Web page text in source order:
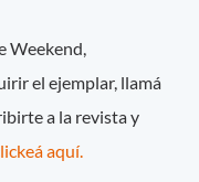
Weekend,
el ejemplar, llamá
a la revista y
aquí.